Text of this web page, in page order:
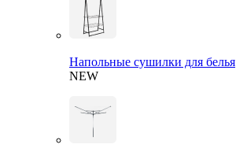
Напольные сушилки для белья
NEW